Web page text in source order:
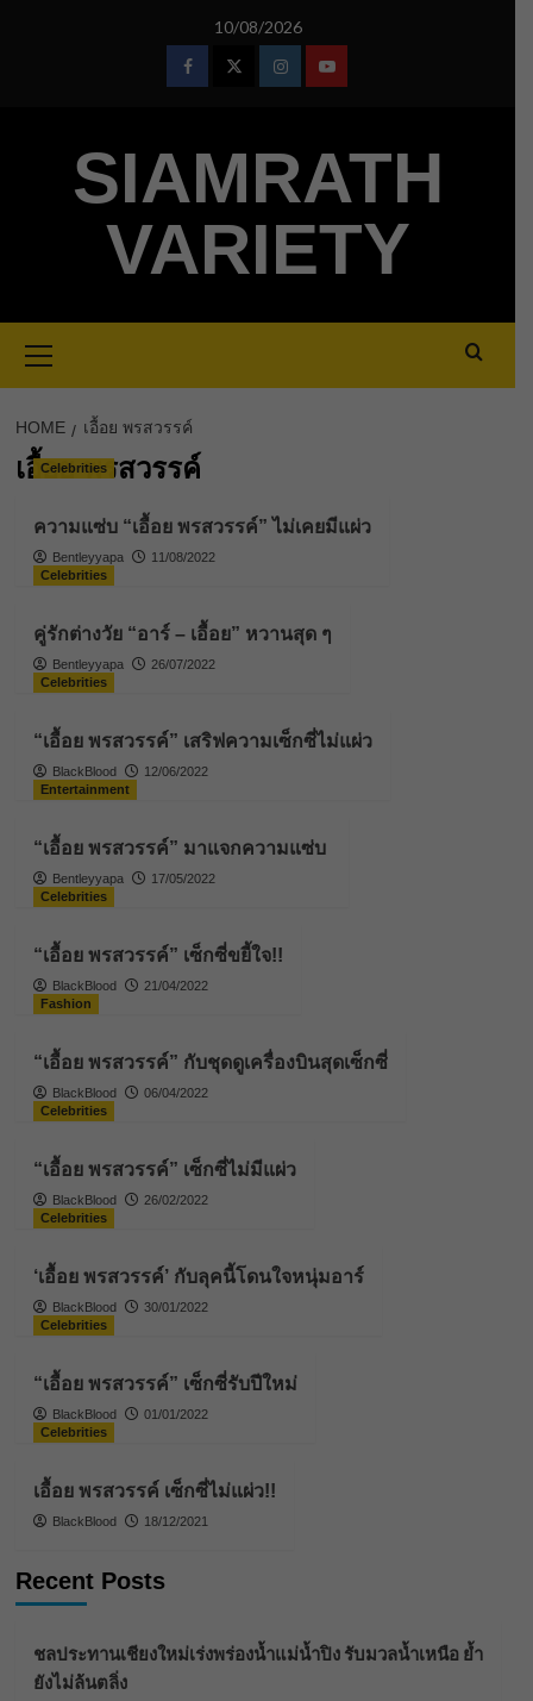
10/08/2026
FacebookTwitterInstagramYoutube
SIAMRATH
VARIETY
Menu
HOME เอื้อย พรสวรรค์
เอื้อย พรสวรรค์
Celebrities
ความแซ่บ “เอื้อย พรสวรรค์” ไม่เคยมีแผ่ว
Bentleyyapa
11/08/2022
Celebrities
คู่รักต่างวัย “อาร์ – เอื้อย” หวานสุด ๆ
Bentleyyapa
26/07/2022
Celebrities
“เอื้อย พรสวรรค์” เสริฟความเซ็กซี่ไม่แผ่ว
BlackBlood
12/06/2022
Entertainment
“เอื้อย พรสวรรค์” มาแจกความแซ่บ
Bentleyyapa
17/05/2022
Celebrities
“เอื้อย พรสวรรค์” เซ็กซี่ขยี้ใจ!!
BlackBlood
21/04/2022
Fashion
“เอื้อย พรสวรรค์” กับชุดดูเครื่องบินสุดเซ็กซี่
BlackBlood
06/04/2022
Celebrities
“เอื้อย พรสวรรค์” เซ็กซี่ไม่มีแผ่ว
BlackBlood
26/02/2022
Celebrities
‘เอื้อย พรสวรรค์’ กับลุคนี้โดนใจหนุ่มอาร์
BlackBlood
30/01/2022
Celebrities
“เอื้อย พรสวรรค์” เซ็กซี่รับปีใหม่
BlackBlood
01/01/2022
Celebrities
เอื้อย พรสวรรค์ เซ็กซี่ไม่แผ่ว!!
BlackBlood 18/12/2021
Recent Posts
ชลประทานเชียงใหม่เร่งพร่องน้ำแม่น้ำปิง รับมวลน้ำเหนือ ย้ำ
ยังไม่ล้นตลิ่ง